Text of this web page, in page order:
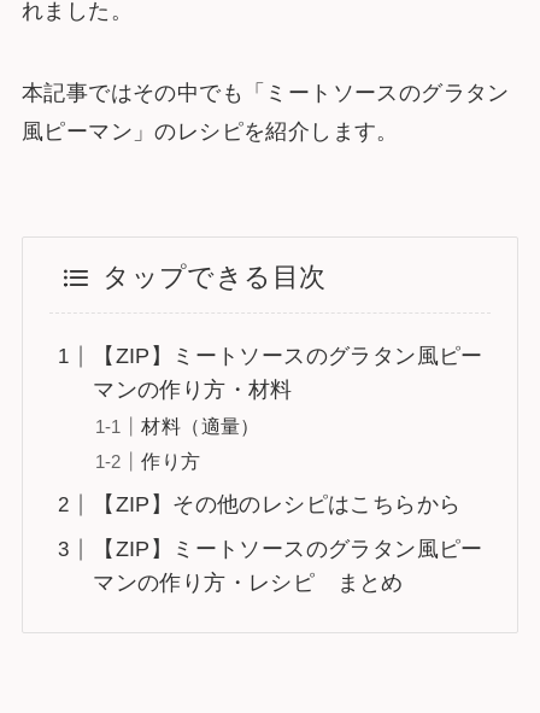
れました。
本記事ではその中でも「ミートソースのグラタン
風ピーマン」のレシピを紹介します。
タップできる目次
【ZIP】ミートソースのグラタン風ピー
マンの作り方・材料
材料（適量）
作り方
【ZIP】その他のレシピはこちらから
【ZIP】ミートソースのグラタン風ピー
マンの作り方・レシピ まとめ